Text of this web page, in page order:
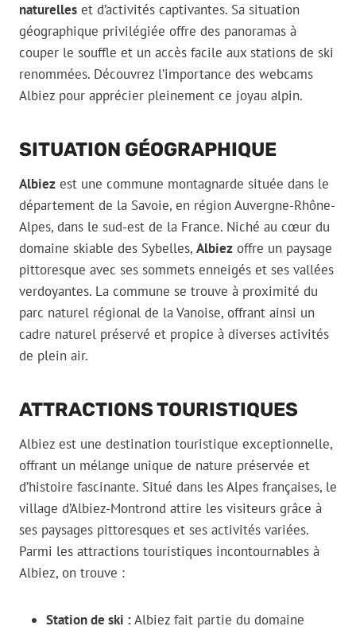
naturelles et d’activités captivantes. Sa situation
géographique privilégiée offre des panoramas à
couper le souffle et un accès facile aux stations de ski
renommées. Découvrez l’importance des webcams
Albiez pour apprécier pleinement ce joyau alpin.
SITUATION GÉOGRAPHIQUE
Albiez est une commune montagnarde située dans le
département de la Savoie, en région Auvergne-Rhône-
Alpes, dans le sud-est de la France. Niché au cœur du
domaine skiable des Sybelles, Albiez offre un paysage
pittoresque avec ses sommets enneigés et ses vallées
verdoyantes. La commune se trouve à proximité du
parc naturel régional de la Vanoise, offrant ainsi un
cadre naturel préservé et propice à diverses activités
de plein air.
ATTRACTIONS TOURISTIQUES
Albiez est une destination touristique exceptionnelle,
offrant un mélange unique de nature préservée et
d’histoire fascinante. Situé dans les Alpes françaises, le
village d’Albiez-Montrond attire les visiteurs grâce à
ses paysages pittoresques et ses activités variées.
Parmi les attractions touristiques incontournables à
Albiez, on trouve :
Station de ski :Albiez fait partie du domaine